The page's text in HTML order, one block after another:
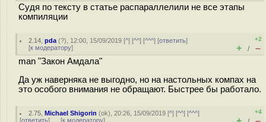
Судя по тексту в статье распараллелили не все этапы
компиляции
2.14 ,pda (?), 12:00, 15/09/2019 [^] [^^] [^^^] [ответить]
[к модератору]
+2
+ / –
man "Закон Амдала"
Да уж наверняка не выгодно, но на настольных компах на
это особого внимания не обращают. Быстрее бы работало.
2.75 ,Michael Shigorin (ok), 20:26, 15/09/2019 [^] [^^] [^^^]
[ответить] [к модератору]
+4